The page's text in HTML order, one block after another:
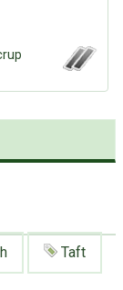
Zufallsartikel
Kategoriewolke
Taft